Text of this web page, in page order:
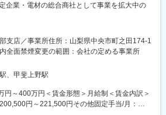
あり
、特殊鋼のリーディングカンパニーであり、
社の中で国内トップクラスの地位を確立して
カーと多数取引、“ものづくり”の世界では知名
定める業務
ス鋼材、電子材料など
体制：
のアシスタントから始め、1～2年かけて一人
をお任せしていきます。
勉強会へ参加頂き、商材知識や業務の進め方
いただきます。
し活躍している社員も複数おりますので、ご
企業・電材の総合商社として事業を拡大中の
かりとサポートをしますので、ご安心ください
ーネス加工及び電装品の組立作業
ネスといった電設資材の工場での加工作業を
支店／事業所住所：山梨県中央市町之田174-1
全面禁煙変更の範囲：会社の定める事業所
、甲斐上野駅
円～400万円＜賃金形態＞月給制＜賃金内訳＞
円～221,500円その他固定手当/月：